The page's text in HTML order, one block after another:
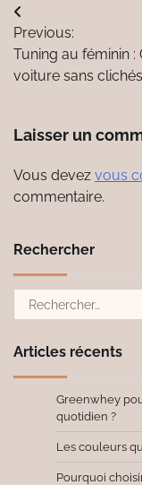
Navigation
de
l’article
Previous:
Tuning au féminin
voiture sans clichés
Laisser un
Vous devez vous
commentaire.
Rechercher
Rechercher :
Articles récents
Greenwhey
quotidien ?
Les couleurs
Pourquoi